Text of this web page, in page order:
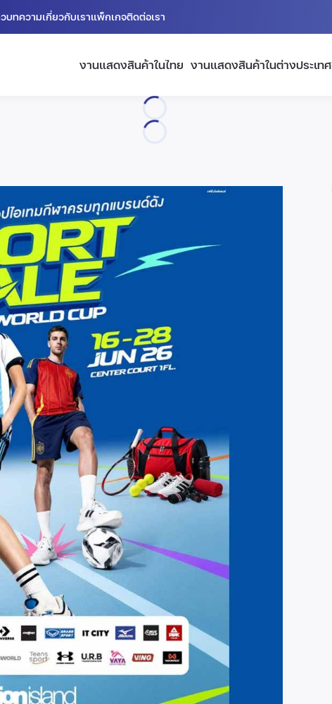
บทความเกี่ยวกับเราแพ็กเกจติดต่อเรา
งานแสดงสินค้าในไทย งานแสดงสินค้าในต่างประเทศ